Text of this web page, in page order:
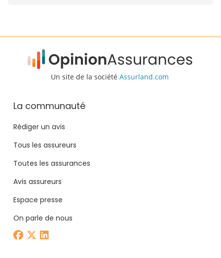
Un site de la société Assurland.com
La communauté
Rédiger un avis
Tous les assureurs
Toutes les assurances
Avis assureurs
Espace presse
On parle de nous